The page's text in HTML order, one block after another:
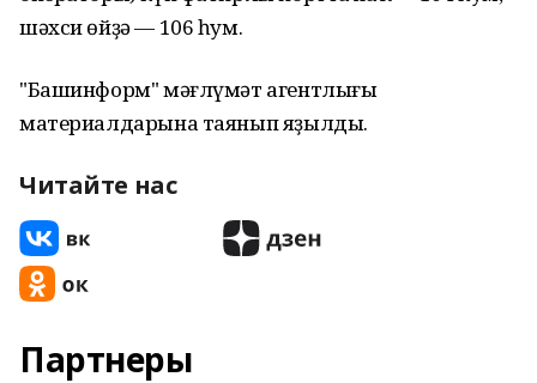
шәхси өйҙә — 106 һум.
"Башинформ" мәғлүмәт агентлығы
материалдарына таянып яҙылды.
Читайте нас
Партнеры